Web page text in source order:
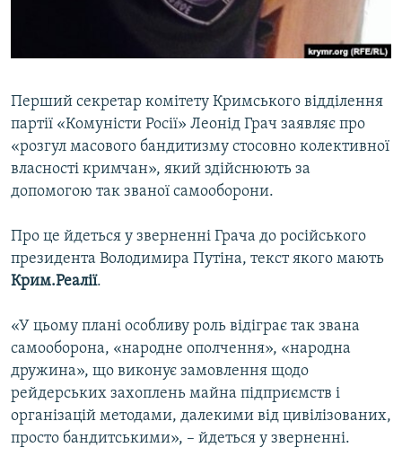
ІНФОГРАФІКА
Qırımtatar
ДОЛУЧАЙСЯ!
Усі сайти RFE/RL
Перший секретар комітету Кримського відділення
партії «Комуністи Росії» Леонід Грач заявляє про
«розгул масового бандитизму стосовно колективної
власності кримчан», який здійснюють за
допомогою так званої самооборони.
Про це йдеться у зверненні Грача до російського
президента Володимира Путіна, текст якого мають
Крим.Реалії.
«У цьому плані особливу роль відіграє так звана
самооборона, «народне ополчення», «народна
дружина», що виконує замовлення щодо
рейдерських захоплень майна підприємств і
організацій методами, далекими від цивілізованих,
просто бандитськими», – йдеться у зверненні.